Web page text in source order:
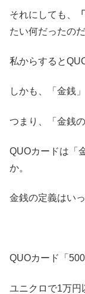
それにしても、
たい何だったのだ
私からすると
しかも、「金銭
つまり、「金銭
QUOカードは「
か。
金銭の定義はい
QUOカード「500
ユニクロで1万円